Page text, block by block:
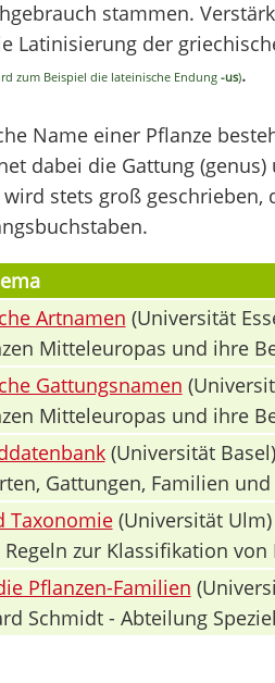
stammen.
Latinisierung der
zum Beispiel die lateinische Endung -us).
Name einer Pflanze
dabei die Gattung
stets groß
Artnamen (Universität
Mitteleuropas und ihre
Gattungsnamen
Mitteleuropas und ihre
(Universität Basel)
Gattungen, Familien
Taxonomie(Universität Ulm)
zur Klassifikation von
Pflanzen-Familien
Schmidt - Abteilung